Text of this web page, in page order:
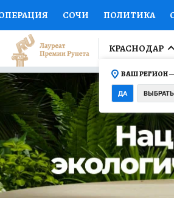
СОЧИ ПОЛИТИКА
СПОРТ КОЛУМНИСТЫ
ФИНАНСЫ ОТКРЫВАЕМ
НА СПОРТ ПРОМОКОДЫ
ТЕЛЕВИЗОР
ТЕСТЫ НОВОЕ НА САЙТЕ
КРАСНОДАР
ВАШ РЕГИОН
ДА